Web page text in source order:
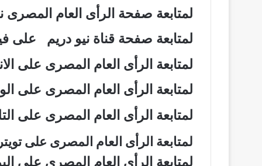
لمتابعة صفحة الرأى العام
لمتابعة صفحة قناة نيو دريم
لمتابعة الرأى العام المصرى على
لمتابعة الرأى العام المصرى على
لمتابعة الرأى العام المصرى على
لمتابعة الرأى العام المصرى على
لمتابعة الرأى العام المصرى على